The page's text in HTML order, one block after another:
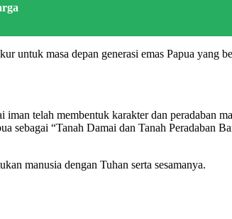
untuk masa depan generasi emas Papua yang
telah membentuk karakter dan peradaban
sebagai “Tanah Damai dan Tanah Peradaban
manusia dengan Tuhan serta sesamanya.